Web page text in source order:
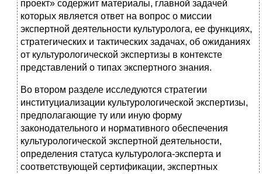
проект» содержит материалы, главной задачей
которых является ответ на вопрос о миссии
экспертной деятельности культуролога, ее функциях,
стратегических и тактических задачах, об ожиданиях
от культурологической экспертизы в контексте
представлений о типах экспертного знания.
Во втором разделе исследуются стратегии
институциализации культурологической экспертизы,
предполагающие ту или иную форму
законодательного и нормативного обеспечения
культурологической экспертной деятельности,
определения статуса культуролога‑эксперта и
соответствующей сертификации, экспертных